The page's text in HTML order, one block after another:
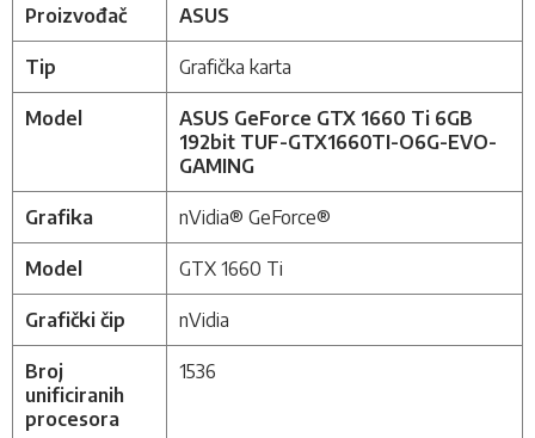
Proizvođač ASUS
Tip Grafička karta
Model
ASUS GeForce GTX 1660 Ti 6GB
192bit TUF-GTX1660TI-O6G-EVO-
GAMING
Grafika nVidia® GeForce®
Model GTX 1660 Ti
Grafički čip nVidia
Broj
unificiranih
procesora
1536